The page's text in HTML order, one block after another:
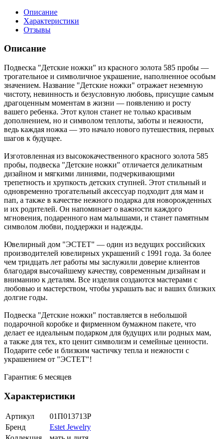
Описание
Характеристики
Отзывы
Описание
Подвеска "Детские ножки" из красного золота 585 пробы —
трогательное и символичное украшение, наполненное особым
значением. Название "Детские ножки" отражает неземную
чистоту, невинность и безусловную любовь, присущие самым
драгоценным моментам в жизни — появлению и росту
вашего ребенка. Этот кулон станет не только красивым
дополнением, но и символом теплоты, заботы и нежности,
ведь каждая ножка — это начало нового путешествия, первых
шагов к будущее.
Изготовленная из высококачественного красного золота 585
пробы, подвеска "Детские ножки" отличается деликатным
дизайном и мягкими линиями, подчеркивающими
трепетность и хрупкость детских ступней. Этот стильный и
одновременно трогательный аксессуар подходит для мам и
пап, а также в качестве нежного подарка для новорожденных
и их родителей. Он напоминает о важности каждого
мгновения, подаренного нам малышами, и станет памятным
символом любви, поддержки и надежды.
Ювелирный дом "ЭСТЕТ" — один из ведущих российских
производителей ювелирных украшений с 1991 года. За более
чем тридцать лет работы мы заслужили доверие клиентов
благодаря высочайшему качеству, современным дизайнам и
вниманию к деталям. Все изделия создаются мастерами с
любовью и мастерством, чтобы украшать вас и ваших близких
долгие годы.
Подвеска "Детские ножки" поставляется в небольшой
подарочной коробке и фирменном бумажном пакете, что
делает ее идеальным подарком для будущих или родных мам,
а также для тех, кто ценит символизм и семейные ценности.
Подарите себе и близким частичку тепла и нежности с
украшением от "ЭСТЕТ"!
Гарантия: 6 месяцев
Характеристики
Артикул
01П013713Р
Бренд
Estet Jewelry